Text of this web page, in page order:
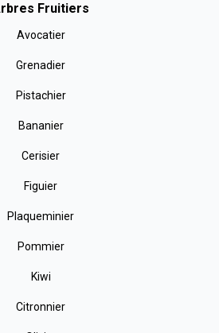
Fruitiers
Avocatier
Grenadier
Pistachier
Bananier
Cerisier
Figuier
Plaqueminier
Pommier
Kiwi
Citronnier